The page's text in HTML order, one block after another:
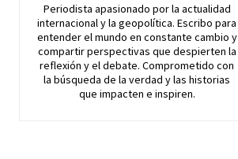
Periodista apasionado por la actualidad
internacional y la geopolítica. Escribo para
entender el mundo en constante cambio y
compartir perspectivas que despierten la
reflexión y el debate. Comprometido con
la búsqueda de la verdad y las historias
que impacten e inspiren.